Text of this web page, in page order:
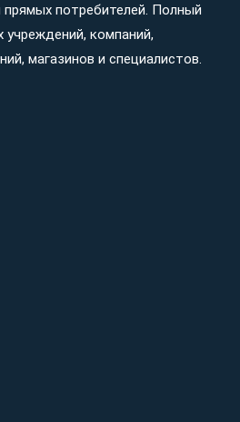
прямых потребителей. Полный
учреждений, компаний,
магазинов и специалистов.